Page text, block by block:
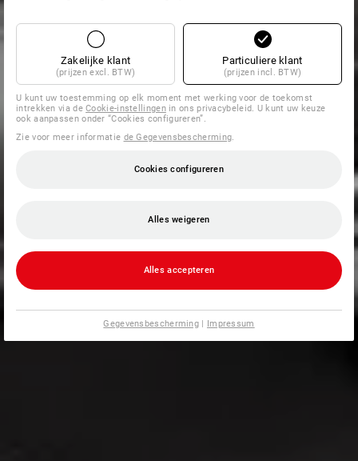
Zakelijke klant
(prijzen excl. BTW)
Particuliere klant
(prijzen incl. BTW)
U kunt uw toestemming op elk moment met werking voor de toekomst
intrekken via deCookie-instellingenin ons privacybeleid. U kunt uw keuze
ook aanpassen onder “Cookies configureren”.
Zie voor meer informatie de Gegevensbescherming
Cookies configureren
Alles weigeren
Alles accepteren
Gegevensbescherming | Impressum